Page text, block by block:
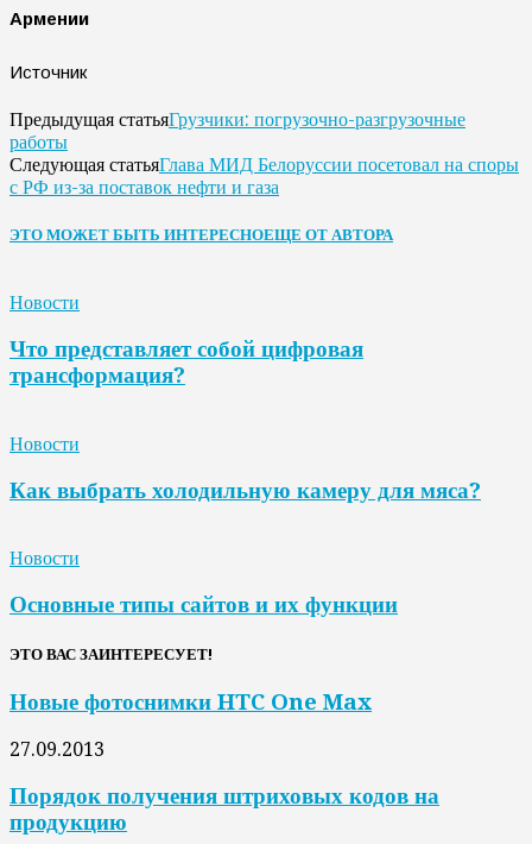
Армении
Источник
Предыдущая статьяГрузчики: погрузочно-разгрузочные
работы
Следующая статьяГлава МИД Белоруссии посетовал на споры
с РФ из-за поставок нефти и газа
ЭТО МОЖЕТ БЫТЬ ИНТЕРЕСНОЕЩЕ ОТ АВТОРА
Новости
Что представляет собой цифровая
трансформация?
Новости
Как выбрать холодильную камеру для мяса?
Новости
Основные типы сайтов и их функции
ЭТО ВАС ЗАИНТЕРЕСУЕТ!
Новые фотоснимки HTC One Max
27.09.2013
Порядок получения штриховых кодов на
продукцию